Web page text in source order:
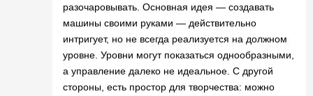
разочаровывать. Основная идея — создавать
машины своими руками — действительно
интригует, но не всегда реализуется на должном
уровне. Уровни могут показаться однообразными,
а управление далеко не идеальное. С другой
стороны, есть простор для творчества: можно